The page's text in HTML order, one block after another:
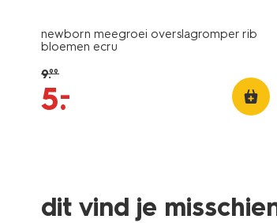
newborn meegroei overslagromper rib
bloemen ecru
9.99
5.
–
dit vind je